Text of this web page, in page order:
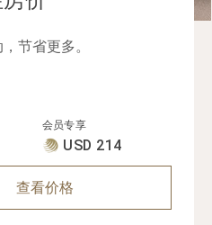
节省更多。
会员专享
USD 214
查看价格